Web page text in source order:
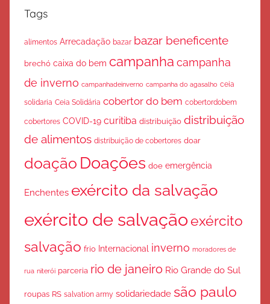
Tags
alimentos Arrecadação bazar bazar beneficente
brechó caixa do bem campanha campanha
de inverno campanhadeinverno campanha do agasalho ceia
solidaria Ceia Solidária cobertor do bem cobertordobem
cobertores COVID-19 curitiba distribuição distribuição
de alimentos distribuição de cobertores doar
doação Doações doe emergência
Enchentes exército da salvação
exército de salvaçãoexército
salvação frio Internacional inverno moradores de
rua niterói parceria rio de janeiro Rio Grande do Sul
roupas RS salvation army solidariedade são paulo